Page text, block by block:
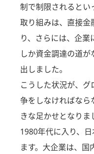
制で制限されるとい
取り組みは、直接金
り、さらには、企業
しか資金調達の道
出しました。
こうした状況が、
争をしなければなら
きな足かせとなりま
1980年代に入り、
ます。大企業は、